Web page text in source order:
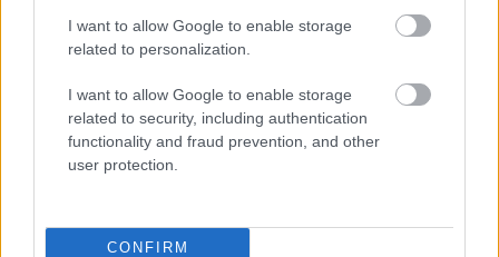
I want to allow Google to enable storage
related to personalization.
I want to allow Google to enable storage
related to security, including authentication
functionality and fraud prevention, and other
user protection.
CONFIRM
mare voga de cativa ani sunt nuntile in hambar, in
aer liber sau la cort, cu siguranta lotul de pamant
din camp, pe care in trecut il lucrau rudele tale cele
mai dragi, ar putea deveni decorul zilei in care spui